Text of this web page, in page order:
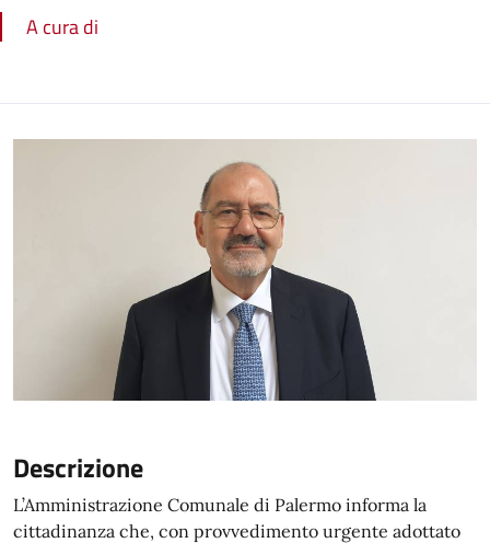
A cura di
Descrizione
L’Amministrazione Comunale di Palermo informa la
cittadinanza che, con provvedimento urgente adottato